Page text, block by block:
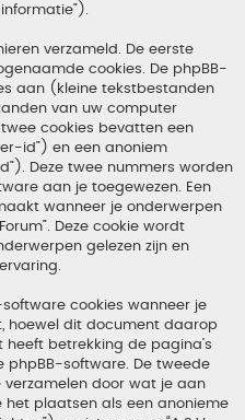
verzameld. De eerste
cookies. De phpBB-
aan (kleine tekstbestanden
van uw computer
cookies bevatten een
id”) en een anoniem
Deze twee nummers worden
aan je toegewezen. Een
wanneer je onderwerpen
Deze cookie wordt
gelezen zijn en
cookies wanneer je
hoewel dit document daarop
heeft betrekking de pagina’s
software. De tweede
door wat je aan
het plaatsen als een anonieme